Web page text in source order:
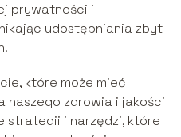
prywatności i
udostępniania zbyt
które może mieć
naszego zdrowia i jakości
strategii i narzędzi, które